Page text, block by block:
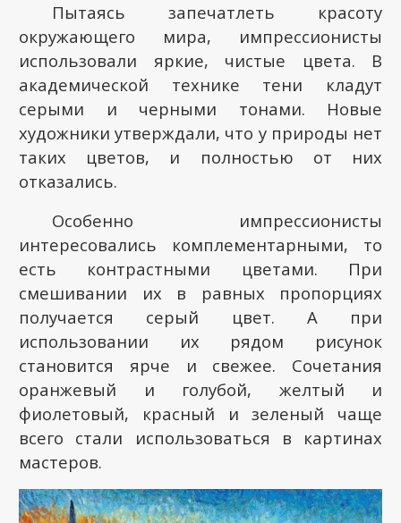
Пытаясь запечатлеть красоту
окружающего мира, импрессионисты
использовали яркие, чистые цвета. В
академической технике тени кладут
серыми и черными тонами. Новые
художники утверждали, что у природы нет
таких цветов, и полностью от них
отказались.
Особенно импрессионисты
интересовались комплементарными, то
есть контрастными цветами. При
смешивании их в равных пропорциях
получается серый цвет. А при
использовании их рядом рисунок
становится ярче и свежее. Сочетания
оранжевый и голубой, желтый и
фиолетовый, красный и зеленый чаще
всего стали использоваться в картинах
мастеров.